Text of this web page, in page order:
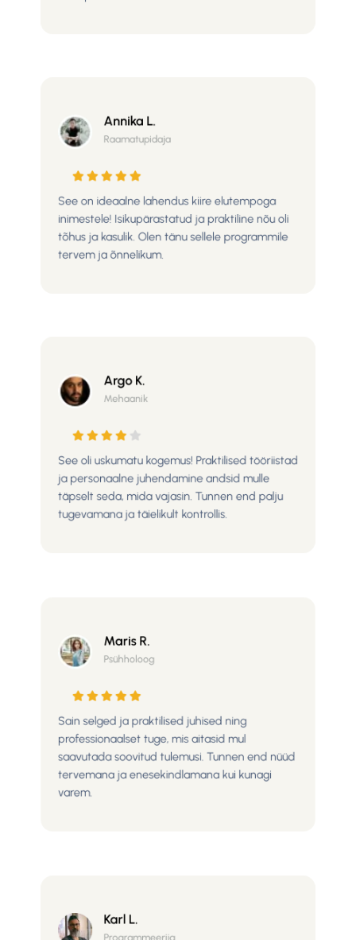
Annika L.
Raamatupidaja
See on ideaalne lahendus kiire elutempoga
inimestele! Isikupärastatud ja praktiline nõu oli
tõhus ja kasulik. Olen tänu sellele programmile
tervem ja õnnelikum.
Argo K.
Mehaanik
See oli uskumatu kogemus! Praktilised tööriistad
ja personaalne juhendamine andsid mulle
täpselt seda, mida vajasin. Tunnen end palju
tugevamana ja täielikult kontrollis.
Maris R.
Psühholoog
Sain selged ja praktilised juhised ning
professionaalset tuge, mis aitasid mul
saavutada soovitud tulemusi. Tunnen end nüüd
tervemana ja enesekindlamana kui kunagi
varem.
Karl L.
Programmeerija